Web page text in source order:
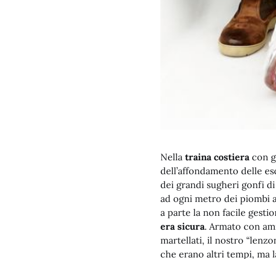
Nella traina costieracon
dell’affondamento delle
dei grandi sugheri gonfi
ad ogni metro dei piombi
a parte la non facile
era sicura. Armato con
martellati, il nostro
che erano altri tempi, ma